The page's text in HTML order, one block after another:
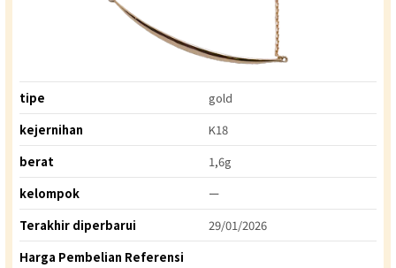
tipe
gold
kejernihan
K18
berat
1,6g
kelompok
ー
Terakhir diperbarui
29/01/2026
Harga Pembelian Referensi